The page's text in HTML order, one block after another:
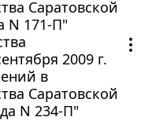
Саратовской
N 171-П"
2009 г.
в
Саратовской
N 234-П"